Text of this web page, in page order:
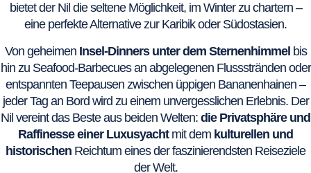
bietet der Nil die seltene Möglichkeit, im Winter zu chartern –
eine perfekte Alternative zur Karibik oder Südostasien.
Von geheimen Insel-Dinners unter dem Sternenhimmel bis
hin zu Seafood-Barbecues an abgelegenen Flussstränden oder
entspannten Teepausen zwischen üppigen Bananenhainen –
jeder Tag an Bord wird zu einem unvergesslichen Erlebnis. Der
Nil vereint das Beste aus beiden Welten: die Privatsphäre und
Raffinesse einer Luxusyacht mit dem kulturellen und
historischen Reichtum eines der faszinierendsten Reiseziele
der Welt.